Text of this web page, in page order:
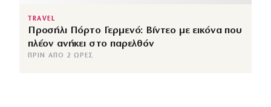
TRAVEL
Προσήλι Πόρτο Γερμενό: Βίντεο με εικόνα που
πλέον ανήκει στο παρελθόν
ΠΡΙΝ ΑΠΌ 2 ΏΡΕΣ